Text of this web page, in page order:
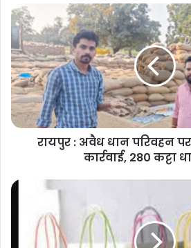
रायपुर : अवैध धान परिवहन
कार्रवाई, 280 कट्टा